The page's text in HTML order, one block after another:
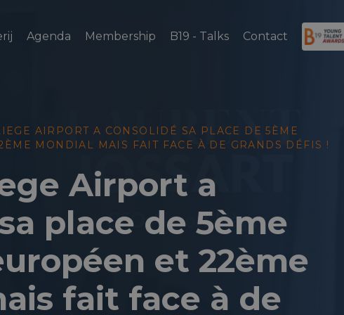
Agenda Membership B19 - Talks Contact
AIRPORT A CONSOLIDÉ SA PLACE DE 5ÈME
MONDIAL MAIS FAIT FACE À DE GRANDS DÉFIS !
Airport a
place de 5ème
et 22ème
fait face à de